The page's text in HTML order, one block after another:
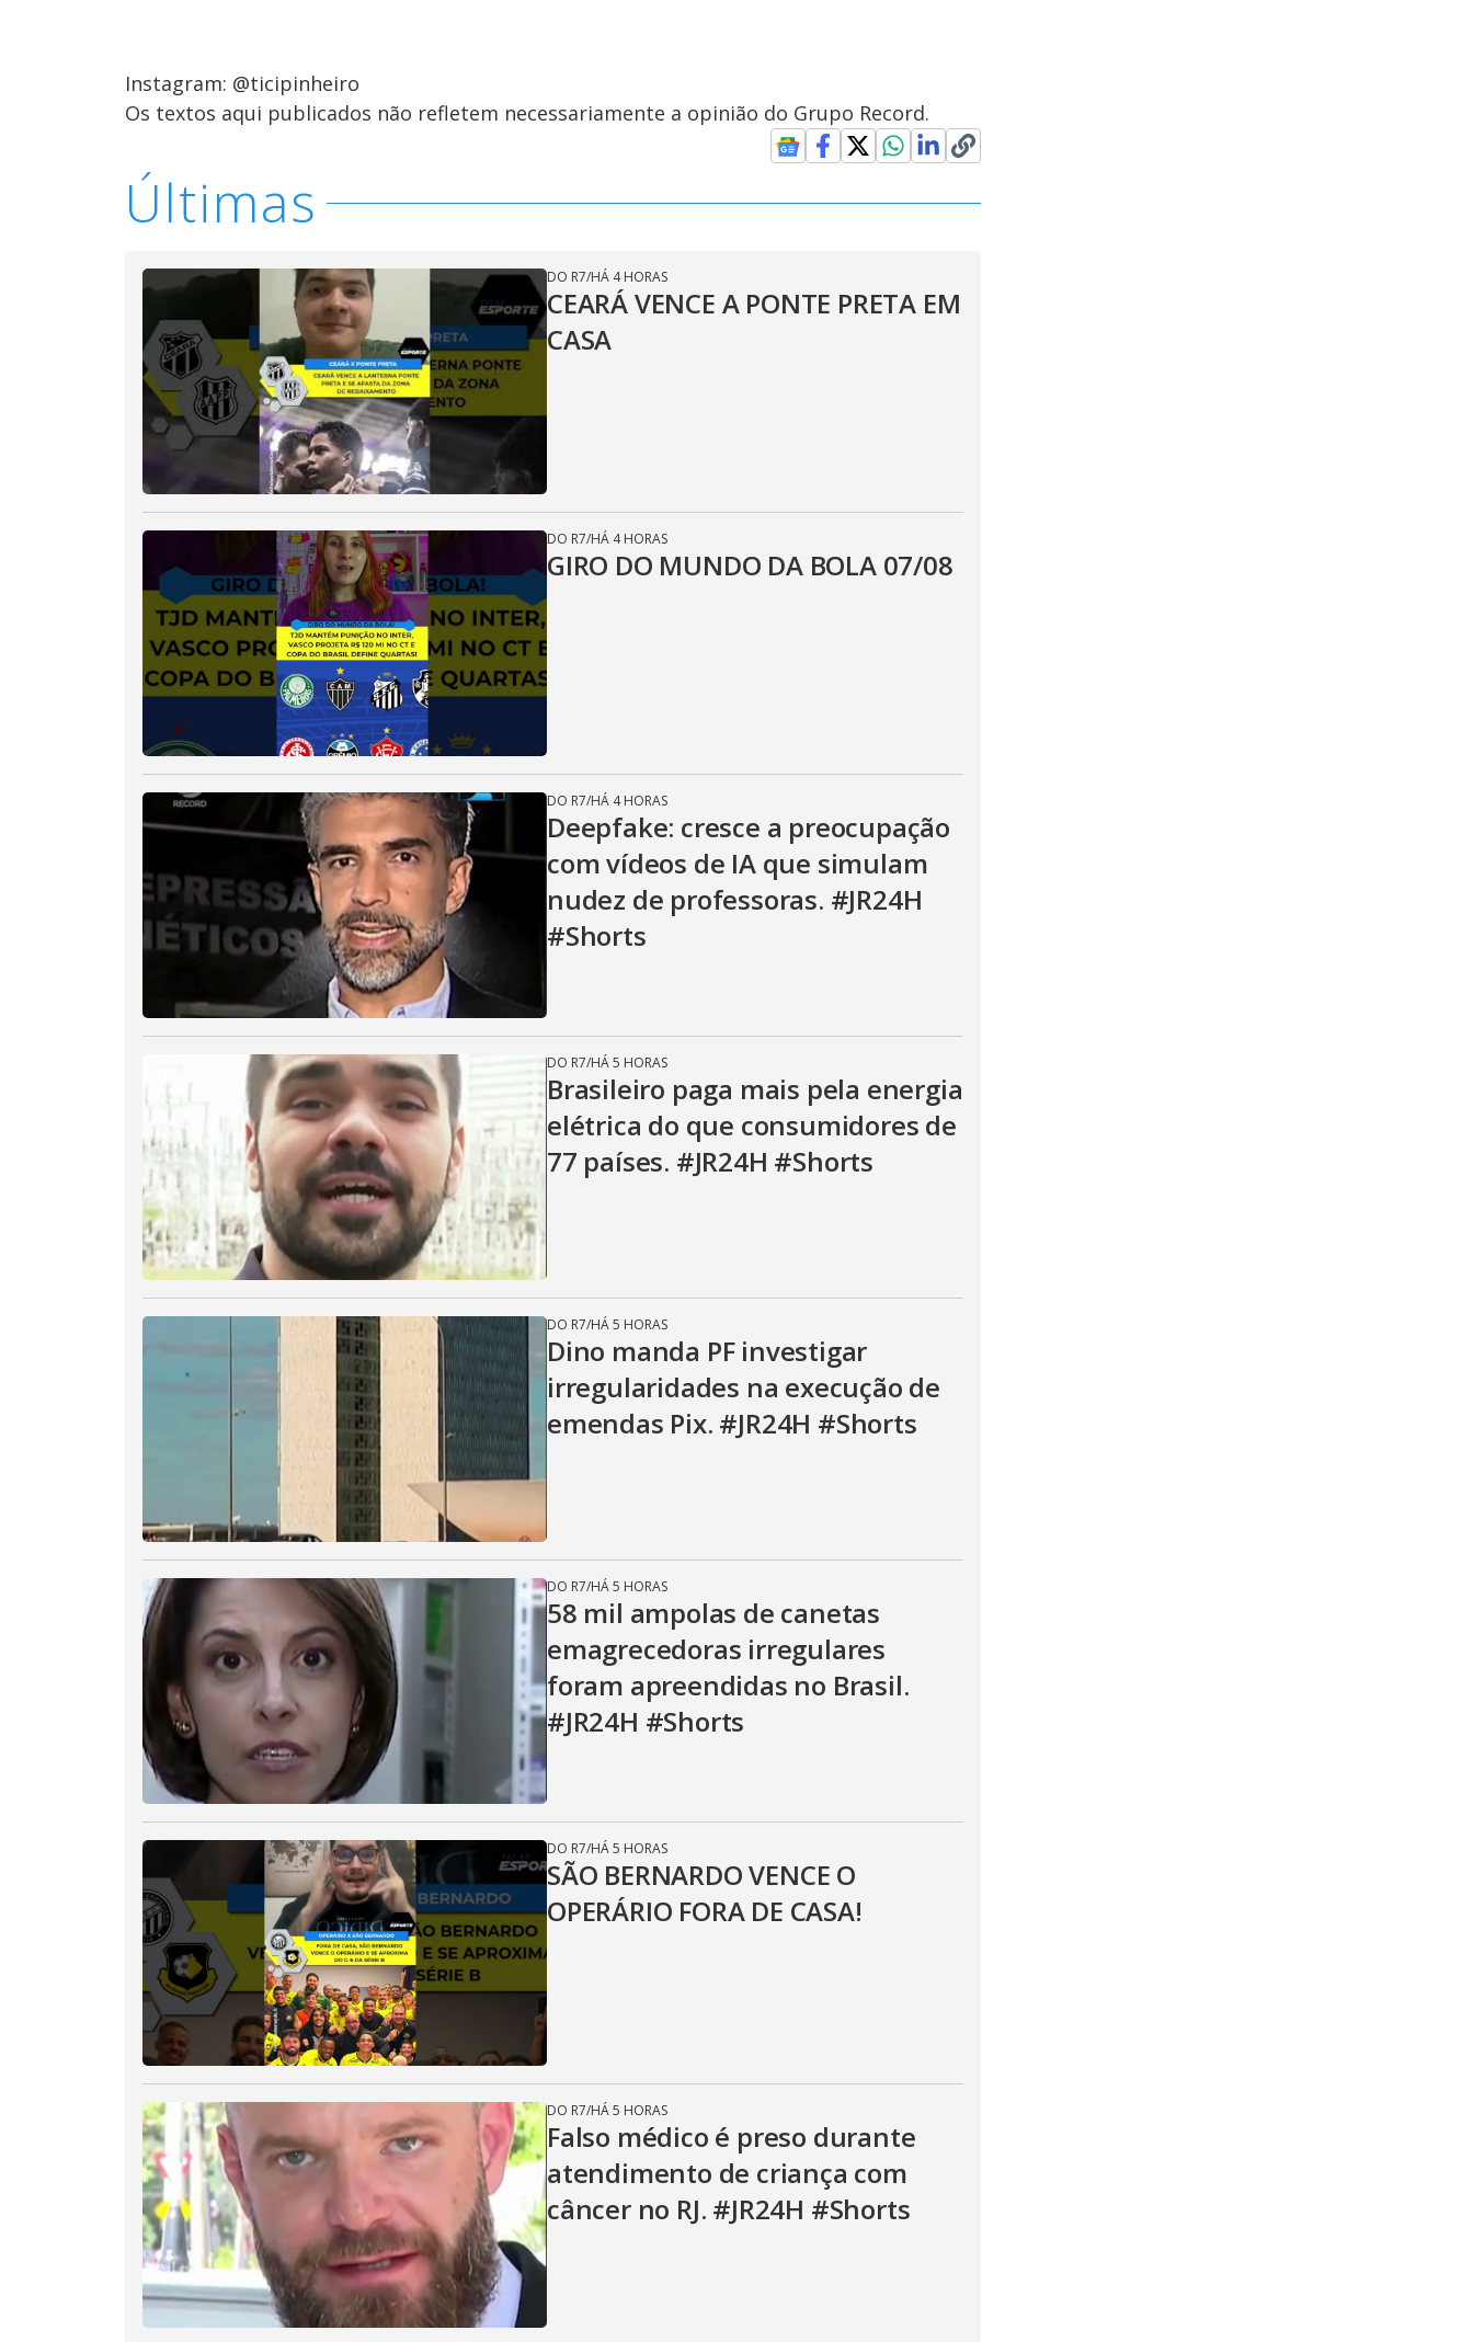
Instagram: @ticipinheiro
Os textos aqui publicados não refletem necessariamente a opinião do Grupo Record.
Últimas
DO R7/HÁ 4 HORAS
CEARÁ VENCE A PONTE PRETA EM
CASA
DO R7/HÁ 4 HORAS
GIRO DO MUNDO DA BOLA 07/08
DO R7/HÁ 4 HORAS
Deepfake: cresce a preocupação
com vídeos de IA que simulam
nudez de professoras. #JR24H
#Shorts
DO R7/HÁ 5 HORAS
Brasileiro paga mais pela energia
elétrica do que consumidores de
77 países. #JR24H #Shorts
DO R7/HÁ 5 HORAS
Dino manda PF investigar
irregularidades na execução de
emendas Pix. #JR24H #Shorts
DO R7/HÁ 5 HORAS
58 mil ampolas de canetas
emagrecedoras irregulares
foram apreendidas no Brasil.
#JR24H #Shorts
DO R7/HÁ 5 HORAS
SÃO BERNARDO VENCE O
OPERÁRIO FORA DE CASA!
DO R7/HÁ 5 HORAS
Falso médico é preso durante
atendimento de criança com
câncer no RJ. #JR24H #Shorts